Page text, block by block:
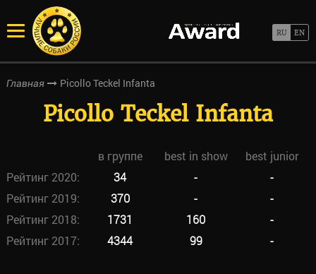
Главная Picollo Teckel Infanta
Picollo Teckel Infanta
в группе best in show
best junior
Рейтинг 2020:
34 -
-
Рейтинг 2019:
370 -
-
Рейтинг 2018:
1731 160
-
Рейтинг 2017:
4344 99 -